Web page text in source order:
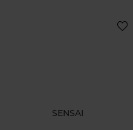
SENSAI